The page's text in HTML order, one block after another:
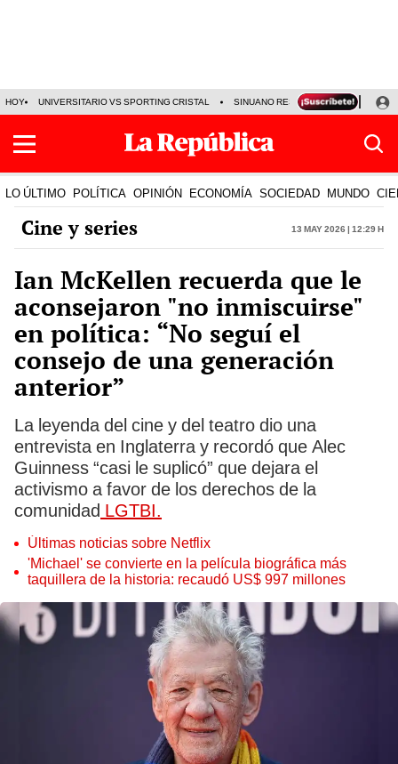
HOY UNIVERSITARIO VS SPORTING CRISTAL SINUANO RESULTADOS HOY
LO ÚLTIMO POLÍTICA OPINIÓN ECONOMÍA SOCIEDAD MUNDO
Cine y series 13 May 2026 | 12:29 h
Ian McKellen recuerda que le
aconsejaron "no inmiscuirse"
en política: “No seguí el
consejo de una generación
anterior”
La leyenda del cine y del teatro dio una
entrevista en Inglaterra y recordó que Alec
Guinness “casi le suplicó” que dejara el
activismo a favor de los derechos de la
comunidad LGTBI.
Últimas noticias sobre Netflix
'Michael' se convierte en la película biográfica más
taquillera de la historia: recaudó US$ 997 millones